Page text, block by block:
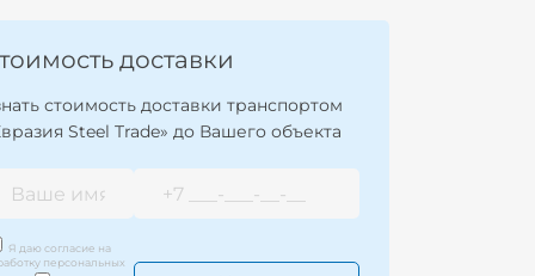
доставки
стоимость доставки транспортом
Steel Trade» до Вашего объекта
Я даю согласие на
персональных